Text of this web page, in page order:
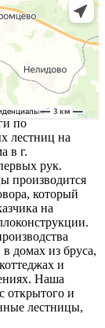
по
лестниц на
в г.
рук.
производится
который
на
домах из бруса,
и
Наша
открытого и
лестницы,